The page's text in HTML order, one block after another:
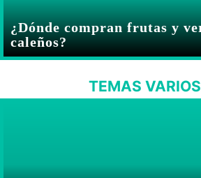
¿Dónde compran frutas y
caleños?
TEMAS VARIOS